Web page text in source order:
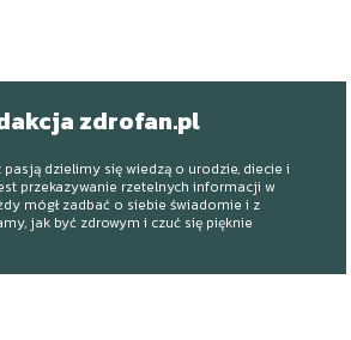
zdrofan.pl
dzielimy się wiedzą o urodzie, diecie i
przekazywanie rzetelnych informacji w
mógł zadbać o siebie świadomie i z
jak być zdrowym i czuć się pięknie